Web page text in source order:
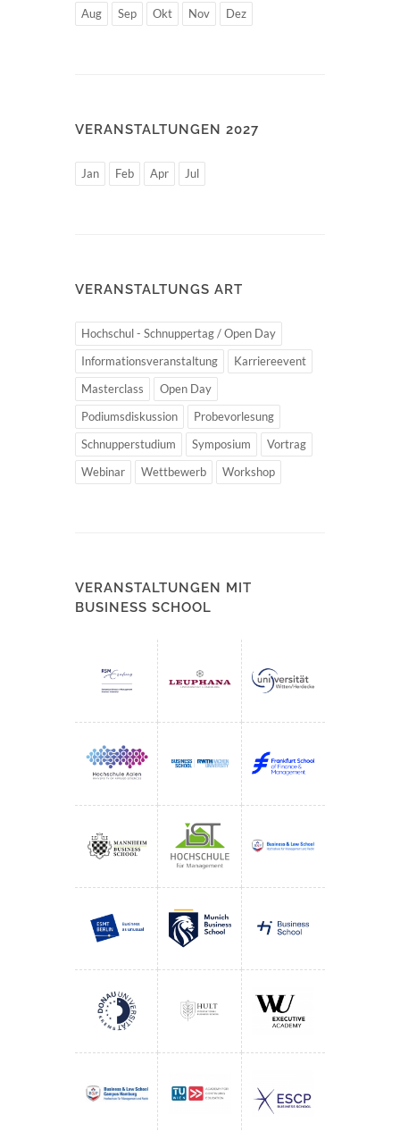
Aug Sep Okt Nov Dez
VERANSTALTUNGEN 2027
Jan Feb Apr Jul
VERANSTALTUNGS ART
Hochschul - Schnuppertag / Open Day
Informationsveranstaltung
Karriereevent
Masterclass
Open Day
Podiumsdiskussion
Probevorlesung
Schnupperstudium
Symposium
Vortrag
Webinar
Wettbewerb Workshop
VERANSTALTUNGEN MIT
BUSINESS SCHOOL